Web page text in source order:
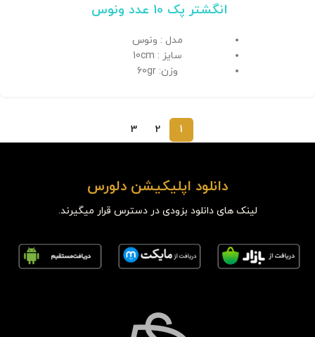
انگشتر پک 10 عدد ونوس
مدل : ونوس
سایز : 10cm
وزن: 60gr
1
2
3
دانلود اپلیکیشن دلورس
لینک های دانلود بزودی در دسترس قرار میگیرند.